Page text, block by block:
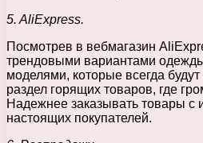
5. AliExpress.
Посмотрев в вебмагазин
трендовыми вариантами
моделями, которые всегда
раздел горящих товаров, где
Надежнее заказывать товары
настоящих покупателей.